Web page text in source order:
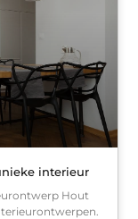
interieur
Hout